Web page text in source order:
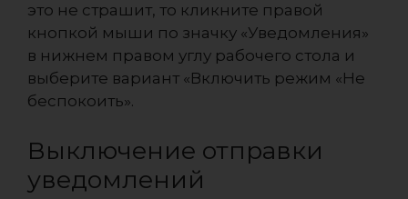
это не страшит, то кликните правой
кнопкой мыши по значку «Уведомления»
в нижнем правом углу рабочего стола и
выберите вариант «Включить режим «Не
беспокоить».
Выключение отправки
уведомлений